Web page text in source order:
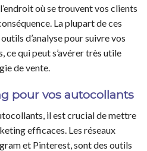
où se trouvent vos clients
La plupart de ces
d’analyse pour suivre vos
qui peut s’avérer très utile
de vente.
pour vos autocollants
il est crucial de mettre
efficaces. Les réseaux
et Pinterest, sont des outils